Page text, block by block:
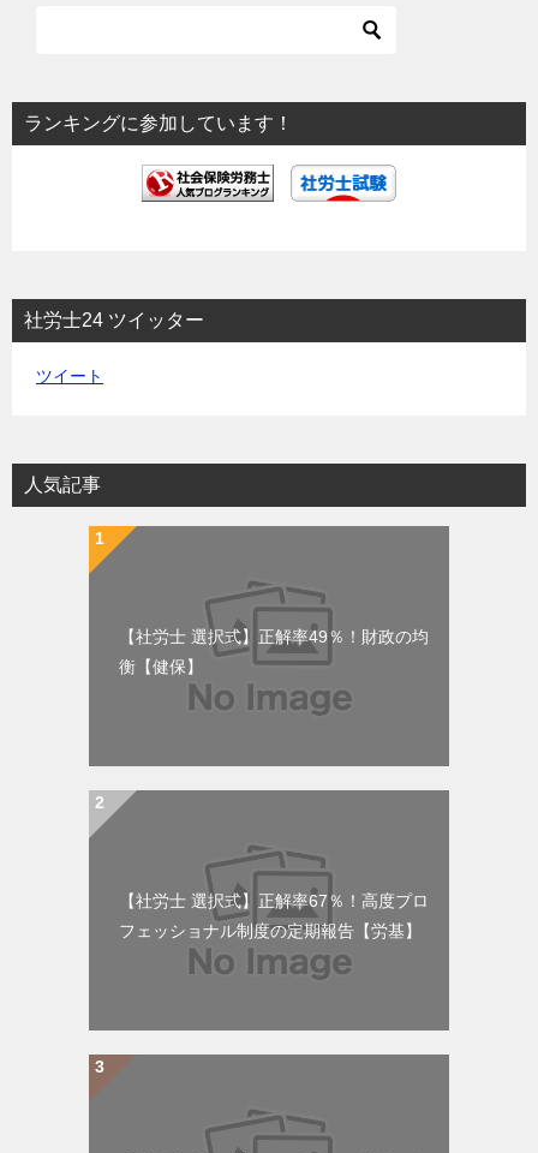
ョ
ン
ランキングに参加しています！
社労士24 ツイッター
ツイート
人気記事
【社労士 選択式】正解率49％！財政の均
衡【健保】
【社労士 選択式】正解率67％！高度プロ
フェッショナル制度の定期報告【労基】